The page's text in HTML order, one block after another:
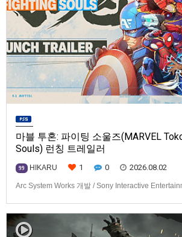
마블 투혼: 파이팅 소울즈(MARVEL
Souls) 런칭 트레일러
99 HIKARU 1 0 2026.08.02
Arc System Works 개발 / Sony Interactive
로 예정.